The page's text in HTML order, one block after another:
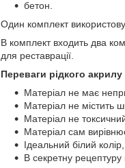
бетон.
Один комплект
В комплект входить два
для реставрації.
Переваги рідкого
Матеріал не має
Матеріал не містить
Матеріал не
Матеріал сам
Ідеальний білий
В секретну